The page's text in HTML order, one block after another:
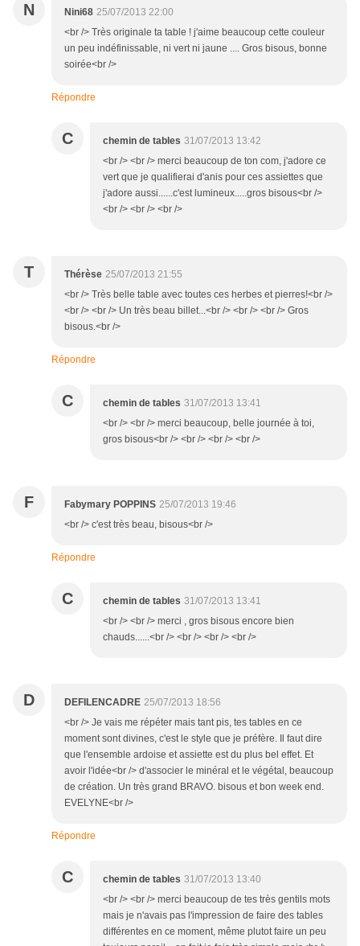
N Nini68 25/07/2013 22:00
<br /> Très originale ta table ! j'aime beaucoup cette couleur
un peu indéfinissable, ni vert ni jaune .... Gros bisous, bonne
soirée<br />
Répondre
C chemin de tables 31/07/2013 13:42
<br /> <br /> merci beaucoup de ton com, j'adore ce
vert que je qualifierai d'anis pour ces assiettes que
j'adore aussi......c'est lumineux.....gros bisous<br />
<br /> <br /> <br />
T Thérèse 25/07/2013 21:55
<br /> Très belle table avec toutes ces herbes et pierres!<br />
<br /> <br /> Un très beau billet...<br /> <br /> <br /> Gros
bisous.<br />
Répondre
C chemin de tables 31/07/2013 13:41
<br /> <br /> merci beaucoup, belle journée à toi,
gros bisous<br /> <br /> <br /> <br />
F Fabymary POPPINS 25/07/2013 19:46
<br /> c'est très beau, bisous<br />
Répondre
C chemin de tables 31/07/2013 13:41
<br /> <br /> merci , gros bisous encore bien
chauds......<br /> <br /> <br /> <br />
D DEFILENCADRE 25/07/2013 18:56
<br /> Je vais me répéter mais tant pis, tes tables en ce
moment sont divines, c'est le style que je préfère. Il faut dire
que l'ensemble ardoise et assiette est du plus bel effet. Et
avoir l'idée<br /> d'associer le minéral et le végétal, beaucoup
de création. Un très grand BRAVO. bisous et bon week end.
EVELYNE<br />
Répondre
C chemin de tables 31/07/2013 13:40
<br /> <br /> merci beaucoup de tes très gentils mots
mais je n'avais pas l'impression de faire des tables
différentes en ce moment, même plutot faire un peu